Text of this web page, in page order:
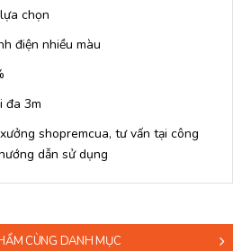
chọn
điện nhiều màu
đa 3m
shopremcua, tư vấn tại công
dẫn sử dụng
CÙNG DANH MỤC